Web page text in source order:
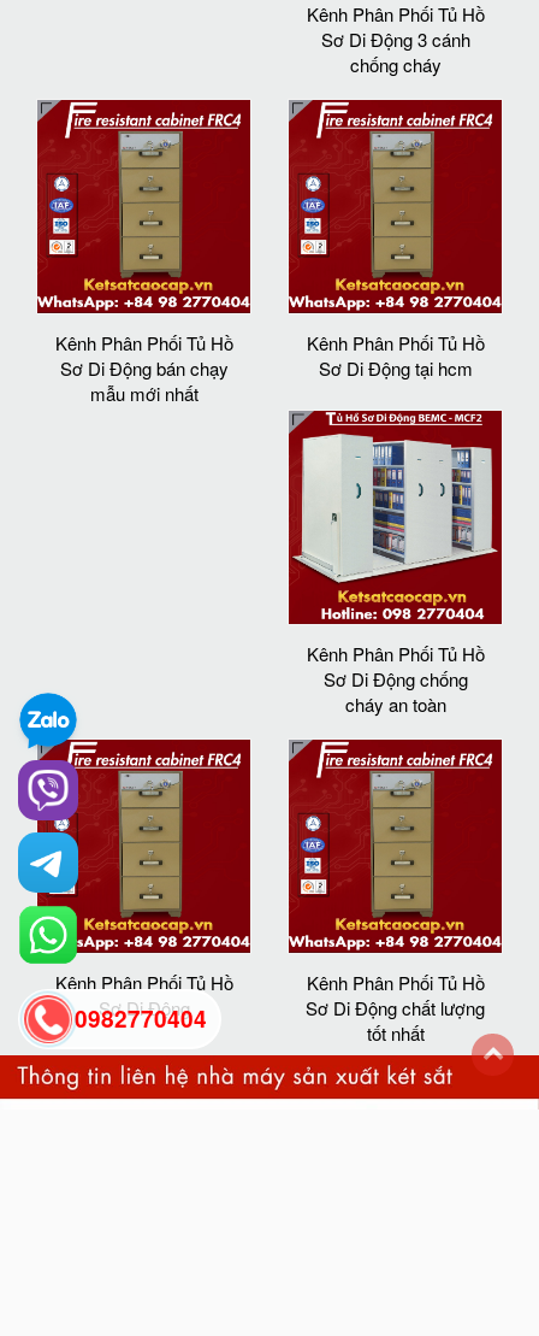
Kênh Phân Phối Tủ Hồ
Sơ Di Động 3 cánh
chống cháy
Kênh Phân Phối Tủ Hồ
Sơ Di Động bán chạy
mẫu mới nhất
Kênh Phân Phối Tủ Hồ
Sơ Di Động tại hcm
Kênh Phân Phối Tủ Hồ
Sơ Di Động chống
cháy an toàn
Kênh Phân Phối Tủ Hồ
Sơ Di Động
Kênh Phân Phối Tủ Hồ
Sơ Di Động chất lượng
tốt nhất
0982770404
back